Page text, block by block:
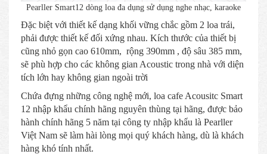
Pearller Smart12 dòng loa đa dụng sử dụng nghe nhạc, karaoke
Đặc biệt với thiết kế dạng khối vững chắc gồm 2 loa trái,
phải được thiết kế đối xứng nhau. Kích thước của thiết bị
cũng nhỏ gọn cao 610mm, rộng 390mm , độ sâu 385 mm,
sẽ phù hợp cho các không gian Acoustic trong nhà với diện
tích lớn hay không gian ngoài trời
Chứa đựng những công nghệ mới, loa cafe Acousitc Smart
12 nhập khẩu chính hãng nguyên thùng tại hãng, được bảo
hành chính hãng 5 năm tại công ty nhập khẩu là Pearller
Việt Nam sẽ làm hài lòng mọi quý khách hàng, dù là khách
hàng khó tính nhất.